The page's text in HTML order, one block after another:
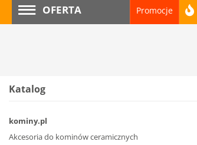
OFERTA Promocje
Katalog
kominy.pl
Akcesoria do kominów ceramicznych